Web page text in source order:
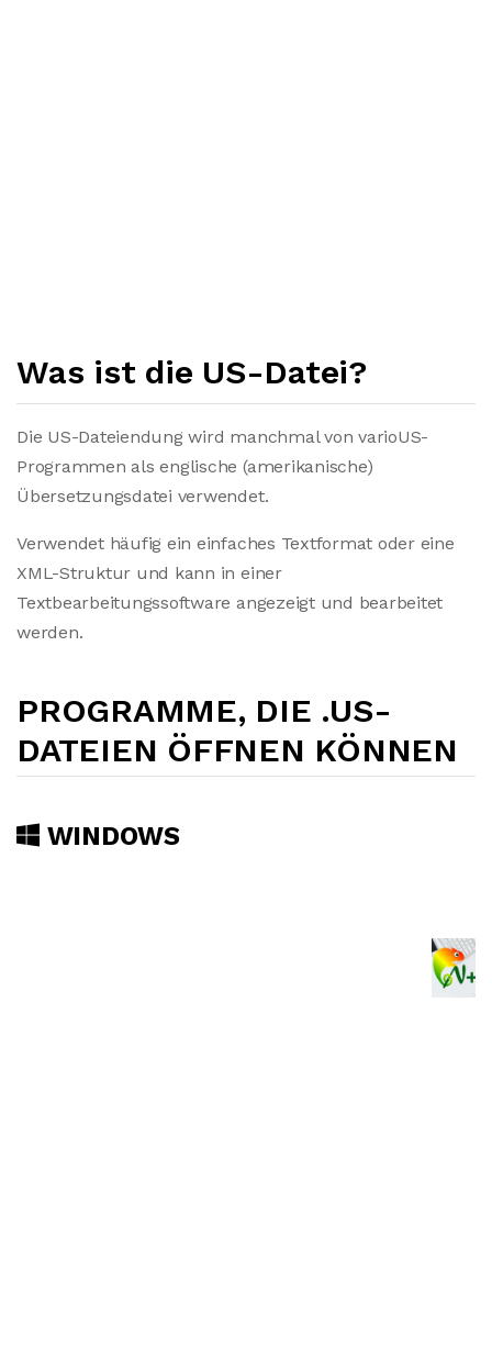
Was ist die US-Datei?
Die US-Dateiendung wird manchmal von varioUS-
Programmen als englische (amerikanische)
Übersetzungsdatei verwendet.
Verwendet häufig ein einfaches Textformat oder eine
XML-Struktur und kann in einer
Textbearbeitungssoftware angezeigt und bearbeitet
werden.
PROGRAMME, DIE .US-
DATEIEN ÖFFNEN KÖNNEN
WINDOWS